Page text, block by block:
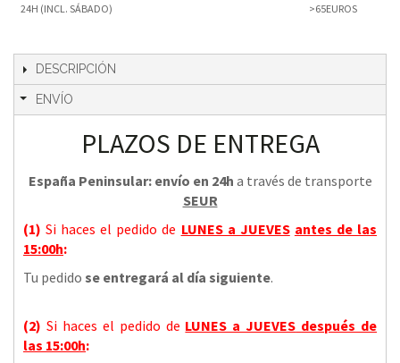
24H (INCL. SÁBADO)
>65EUROS
DESCRIPCIÓN
ENVÍO
PLAZOS DE ENTREGA
España Peninsular: envío en 24h a través de transporte
SEUR
(1)Si haces el pedido de LUNES a JUEVES antes de las
15:00h:
Tu pedido se entregará al día siguiente.
(2) Si haces el pedido de LUNES a JUEVES después de
las 15:00h: